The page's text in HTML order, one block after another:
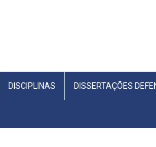
DISCIPLINAS DISSERTAÇÕES